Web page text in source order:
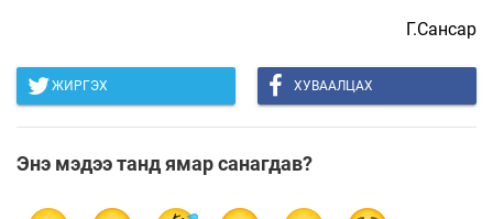
Г.Сансар
ЖИРГЭХ ХУВААЛЦАХ
Энэ мэдээ танд ямар санагдав?